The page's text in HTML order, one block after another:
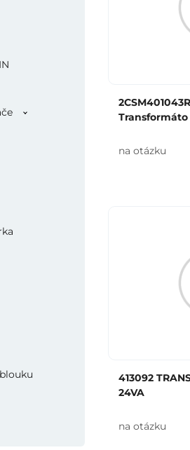
Transformáto
na otázku
413092
24VA
na otázku